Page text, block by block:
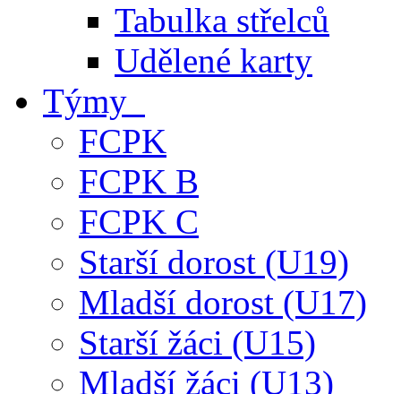
Tabulka střelců
Udělené karty
Týmy
FCPK
FCPK B
FCPK C
Starší dorost (U19)
Mladší dorost (U17)
Starší žáci (U15)
Mladší žáci (U13)